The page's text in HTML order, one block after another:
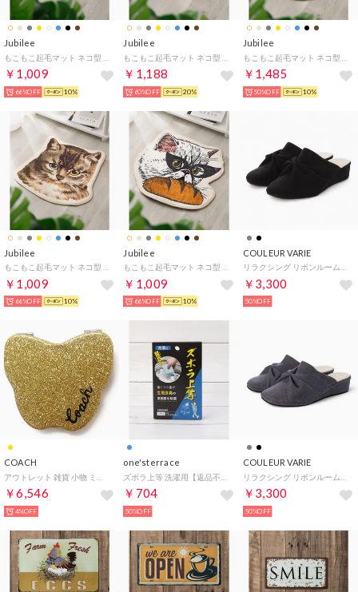
Jubilee
￥1,009
66%OFF 10%
Jubilee
￥1,188
60%OFF 20%
Jubilee
￥1,485
50%OFF 10%
Jubilee
￥1,009
66%OFF 10%
Jubilee
￥1,009
66%OFF 10%
COULEUR VARIE
￥3,300
50%OFF
COACH
￥6,546
4%OFF
one'sterrace
￥704
50%OFF
COULEUR VARIE
￥3,300
50%OFF